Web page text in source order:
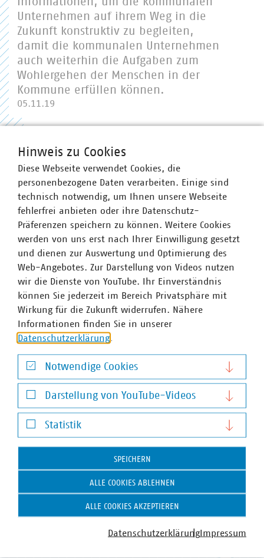
Unternehmen auf ihrem Weg in die
Zukunft konstruktiv zu begleiten,
damit die kommunalen Unternehmen
auch weiterhin die Aufgaben zum
Wohlergehen der Menschen in der
Kommune erfüllen können.
05.11.19
PDF Download
WASSER/ABWASSERDIGITALISIERUNG/TKABFALLWIRTSCHAFT
RECHT
Hinweis zu Cookies
Diese Webseite verwendet Cookies, die
personenbezogene Daten verarbeiten. Einige sind
technisch notwendig, um Ihnen unsere Webseite
fehlerfrei anbieten oder ihre Datenschutz-
Präferenzen speichern zu können. Weitere Cookies
werden von uns erst nach Ihrer Einwilligung gesetzt
und dienen zur Auswertung und Optimierung des
Web-Angebotes. Zur Darstellung von Videos nutzen
wir die Dienste von YouTube. Ihr Einverständnis
können Sie jederzeit im Bereich Privatsphäre mit
Wirkung für die Zukunft widerrufen. Nähere
Informationen finden Sie in unserer
Datenschutzerklärung
Notwendige Cookies
Notwendige Cookies
Darstellung von YouTube-Videos
Darstellung von YouTube-Videos
Statistik
Statistik
SPEICHERN
ALLE COOKIES ABLEHNEN
ALLE COOKIES AKZEPTIEREN
DatenschutzerklärungImpressum